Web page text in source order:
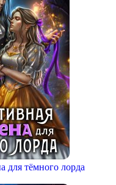
для тёмного лорда